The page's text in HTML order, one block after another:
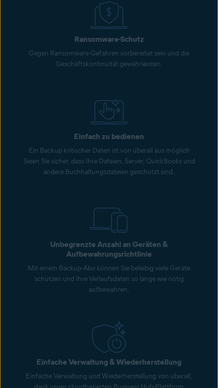
Ransomware-Schutz
Gegen Ransomware-Gefahren vorbereitet sein und die
Geschäftskontinuität gewährleisten.
Einfach zu bedienen
Ein Backup kritischer Daten ist von überall aus möglich
Seien Sie sicher, dass Ihre Dateien, Server, QuickBooks und
andere Buchhaltungsdateien geschützt sind.
Unbegrenzte Anzahl an Geräten &
Aufbewahrungsrichtlinie
Mit einem Backup-Abo können Sie beliebig viele Geräte
schützen und Ihre Verlaufsdaten so lange wie nötig
aufbewahren.
Einfache Verwaltung & Wiederherstellung
Einfache Verwaltung und Wiederherstellung von überall,